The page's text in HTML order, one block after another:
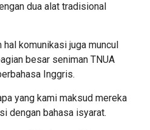
dua alat tradisional
komunikasi juga muncul
besar seniman TNUA
Inggris.
yang kami maksud mereka
dengan bahasa isyarat.